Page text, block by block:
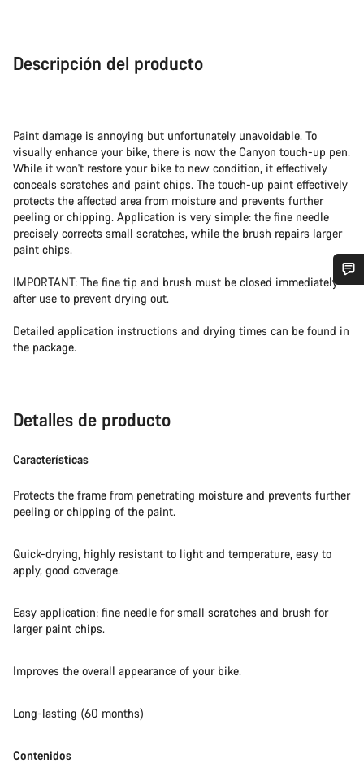
Descripción del producto
Paint damage is annoying but unfortunately unavoidable. To
visually enhance your bike, there is now the Canyon touch-up pen.
While it won't restore your bike to new condition, it effectively
conceals scratches and paint chips. The touch-up paint effectively
protects the affected area from moisture and prevents further
peeling or chipping. Application is very simple: the fine needle
precisely corrects small scratches, while the brush repairs larger
paint chips.
IMPORTANT: The fine tip and brush must be closed immediately
after use to prevent drying out.
Detailed application instructions and drying times can be found in
the package.
Detalles de producto
Características
Protects the frame from penetrating moisture and prevents further
peeling or chipping of the paint.
Quick-drying, highly resistant to light and temperature, easy to
apply, good coverage.
Easy application: fine needle for small scratches and brush for
larger paint chips.
Improves the overall appearance of your bike.
Long-lasting (60 months)
Contenidos
¿Necesitas ayuda?
Nuestros expertos estarán encantados de responder a tus
preguntas.